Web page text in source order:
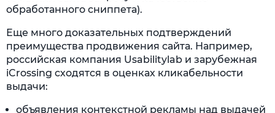
обработанного сниппета).
Еще много доказательных подтверждений
преимущества продвижения сайта. Например,
российская компания Usabilitylab и зарубежная
iCrossing сходятся в оценках кликабельности
выдачи:
объявления контекстной рекламы над выдачей